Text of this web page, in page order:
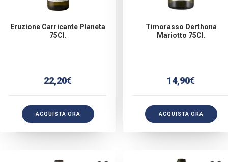
Eruzione Carricante Planeta
75Cl.
22,20€
ACQUISTA ORA
Timorasso Derthona
Mariotto 75Cl.
14,90€
ACQUISTA ORA